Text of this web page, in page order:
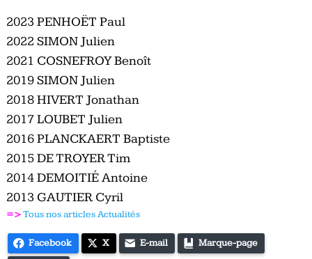
2023 PENHOËT Paul
2022 SIMON Julien
2021 COSNEFROY Benoît
2019 SIMON Julien
2018 HIVERT Jonathan
2017 LOUBET Julien
2016 PLANCKAERT Baptiste
2015 DE TROYER Tim
2014 DEMOITIÉ Antoine
2013 GAUTIER Cyril
=>Tous nos articles Actualités
Facebook X E-mail Marque-page